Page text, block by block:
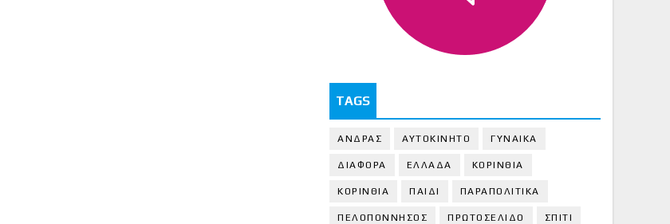
TAGS
ΑΝΔΡΑΣ ΑΥΤΟΚΙΝΗΤΟ ΓΥΝΑΙΚΑ
ΔΙΑΦΟΡΑ ΕΛΛΑΔΑ ΚΟΡΙΝΘΙΑ
ΚΟΡΙΝΘΙA ΠΑΙΔΙ ΠΑΡΑΠΟΛΙΤΙΚΑ
ΠΕΛΟΠΟΝΝΗΣΟΣ ΠΡΩΤΟΣΕΛΙΔΟ ΣΠΙΤΙ